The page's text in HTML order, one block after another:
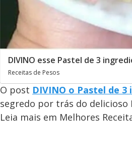
DIVINO esse Pastel de 3
Receitas de Pesos
O post DIVINO o Pastel de
segredo por trás do delicioso
Leia mais em Melhores